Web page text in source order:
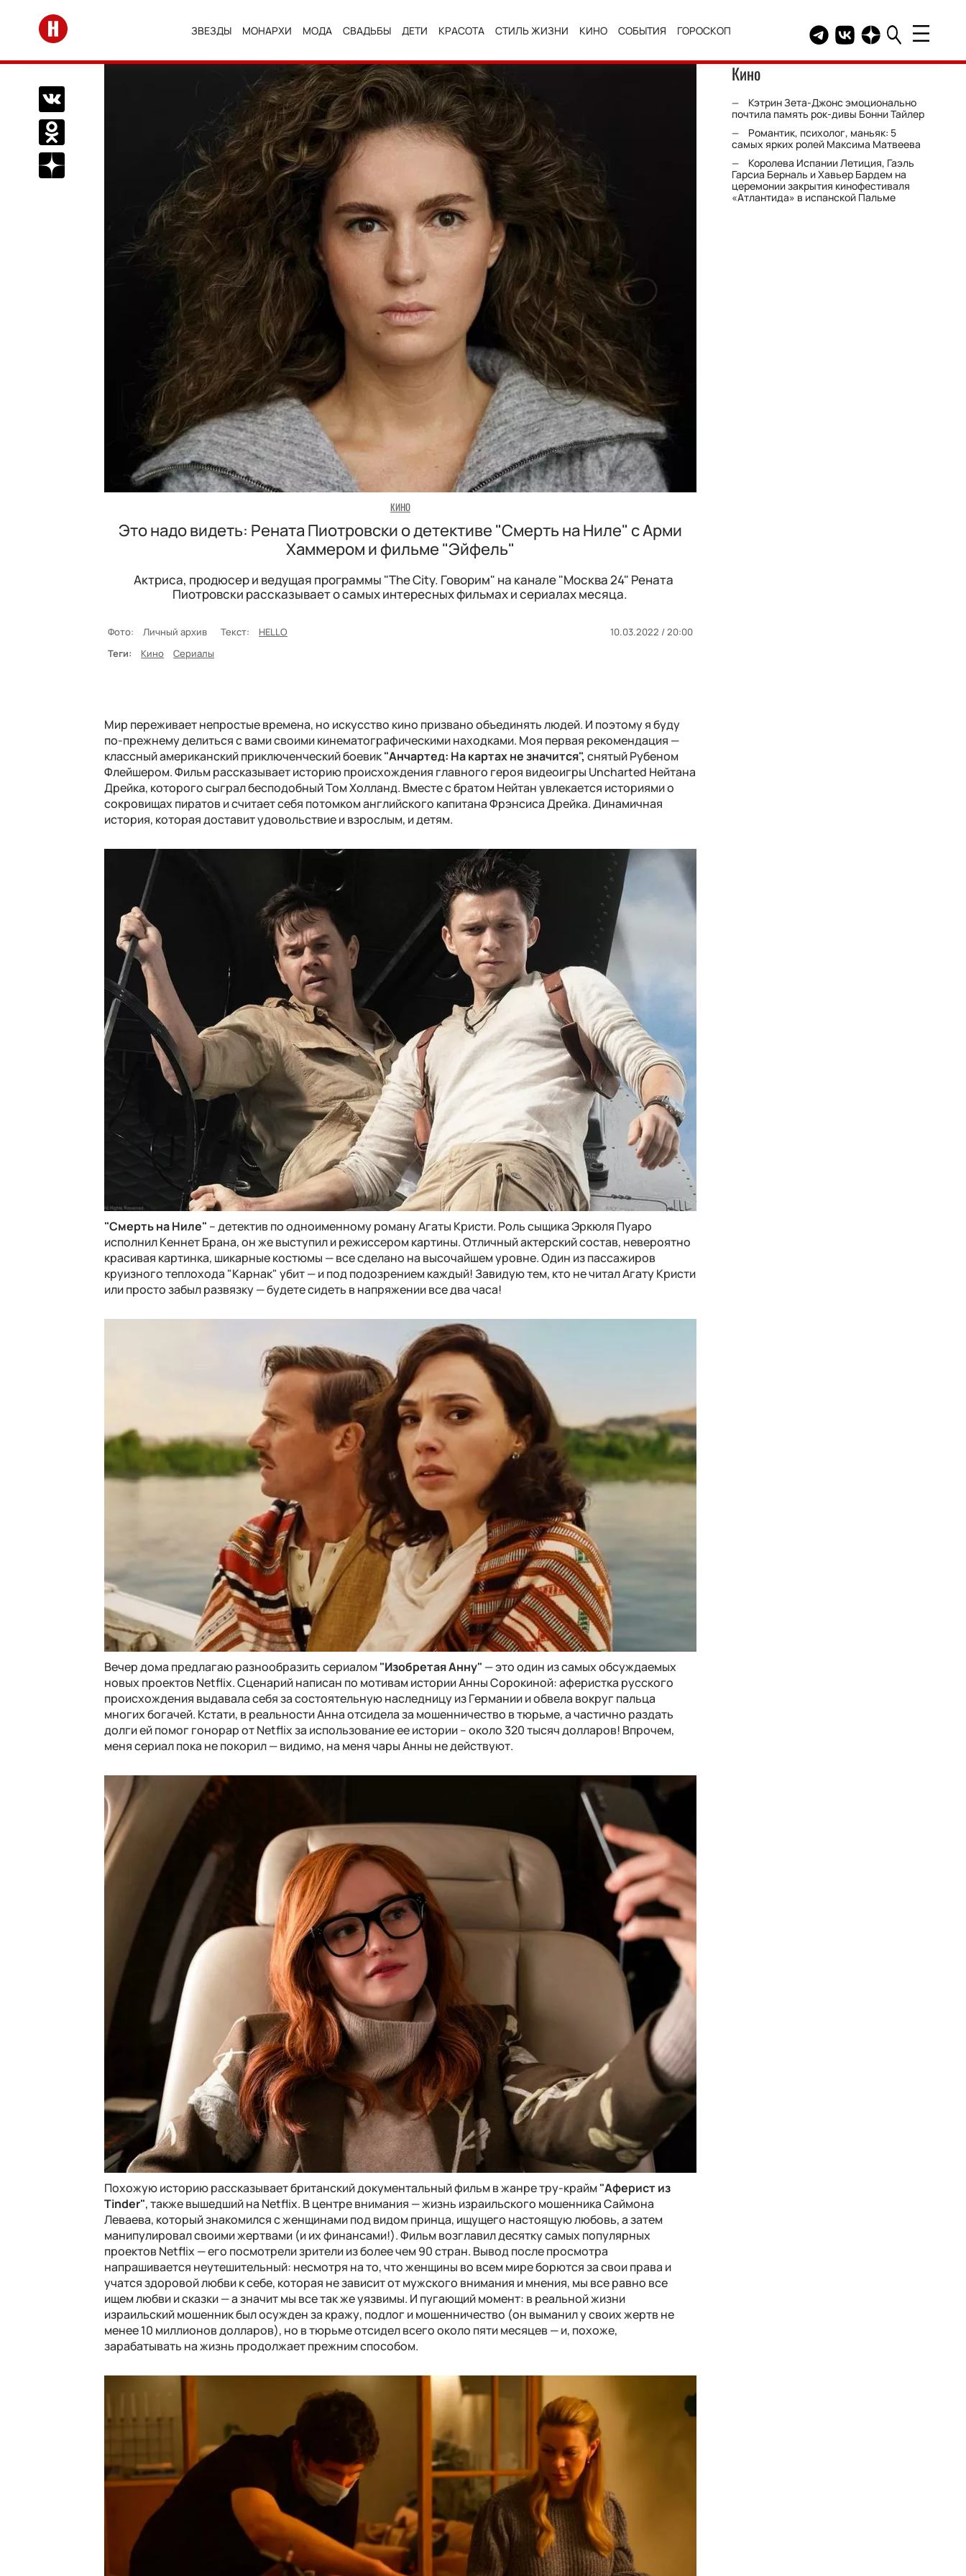
Перейти на главную
ЗВЕЗДЫ МОНАРХИ МОДА СВАДЬБЫ ДЕТИ КРАСОТА СТИЛЬ ЖИЗНИ КИНО СОБЫТИЯ ГОРОСКОП Telegram канал HELLO
Группа HELLO
Канал HELLO в
Поделиться Вконтакте
Поделиться в Одноклассниках
Подписаться на нас в Дзен
КИНО
Это надо видеть: Рената Пиотровски о детективе "Смерть на Ниле" с Арми
Хаммером и фильме "Эйфель"
Актриса, продюсер и ведущая программы "The City. Говорим" на канале "Москва 24" Рената
Пиотровски рассказывает о самых интересных фильмах и сериалах месяца.
Фото: Личный архив Текст: HELLO
10.03.2022 / 20:00
Теги:
Кино Сериалы
Мир переживает непростые времена, но искусство кино призвано объединять людей. И поэтому я буду
по-прежнему делиться с вами своими кинематографическими находками. Моя первая рекомендация —
классный американский приключенческий боевик"Анчартед: На картах не значится", снятый Рубеном
Флейшером. Фильм рассказывает историю происхождения главного героя видеоигры Uncharted Нейтана
Дрейка, которого сыграл бесподобный Том Холланд. Вместе с братом Нейтан увлекается историями о
сокровищах пиратов и считает себя потомком английского капитана Фрэнсиса Дрейка. Динамичная
история, которая доставит удовольствие и взрослым, и детям.
"Смерть на Ниле" – детектив по одноименному роману Агаты Кристи. Роль сыщика Эркюля Пуаро
исполнил Кеннет Брана, он же выступил и режиссером картины. Отличный актерский состав, невероятно
красивая картинка, шикарные костюмы — все сделано на высочайшем уровне. Один из пассажиров
круизного теплохода "Карнак" убит — и под подозрением каждый! Завидую тем, кто не читал Агату Кристи
или просто забыл развязку — будете сидеть в напряжении все два часа!
Вечер дома предлагаю разнообразить сериалом"Изобретая Анну" — это один из самых обсуждаемых
новых проектов Netflix. Сценарий написан по мотивам истории Анны Сорокиной: аферистка русского
происхождения выдавала себя за состоятельную наследницу из Германии и обвела вокруг пальца
многих богачей. Кстати, в реальности Анна отсидела за мошенничество в тюрьме, а частично раздать
долги ей помог гонорар от Netflix за использование ее истории – около 320 тысяч долларов! Впрочем,
меня сериал пока не покорил — видимо, на меня чары Анны не действуют.
Похожую историю рассказывает британский документальный фильм в жанре тру-крайм"Аферист из
Tinder", также вышедший на Netflix. В центре внимания — жизнь израильского мошенника Саймона
Леваева, который знакомился с женщинами под видом принца, ищущего настоящую любовь, а затем
манипулировал своими жертвами (и их финансами!). Фильм возглавил десятку самых популярных
проектов Netflix — его посмотрели зрители из более чем 90 стран. Вывод после просмотра
напрашивается неутешительный: несмотря на то, что женщины во всем мире борются за свои права и
учатся здоровой любви к себе, которая не зависит от мужского внимания и мнения, мы все равно все
ищем любви и сказки — а значит мы все так же уязвимы. И пугающий момент: в реальной жизни
израильский мошенник был осужден за кражу, подлог и мошенничество (он выманил у своих жертв не
менее 10 миллионов долларов), но в тюрьме отсидел всего около пяти месяцев — и, похоже,
зарабатывать на жизнь продолжает прежним способом.
Кино
Кэтрин Зета-Джонс эмоционально
почтила память рок-дивы Бонни Тайлер
Романтик, психолог, маньяк: 5
самых ярких ролей Максима Матвеева
Королева Испании Летиция, Гаэль
Гарсиа Берналь и Хавьер Бардем на
церемонии закрытия кинофестиваля
«Атлантида» в испанской Пальме